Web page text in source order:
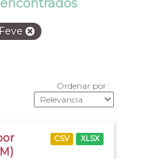
Feve
Ordenar por
CSV XLSX